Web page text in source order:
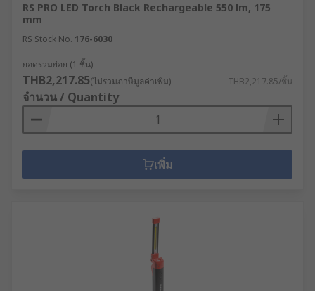
RS PRO LED Torch Black Rechargeable 550 lm, 175
mm
RS Stock No. 176-6030
ยอดรวมย่อย (1 ชิ้น)
THB2,217.85(ไม่รวมภาษีมูลค่าเพิ่ม) THB2,217.85/ชิ้น
จำนวน / Quantity
เพิ่ม